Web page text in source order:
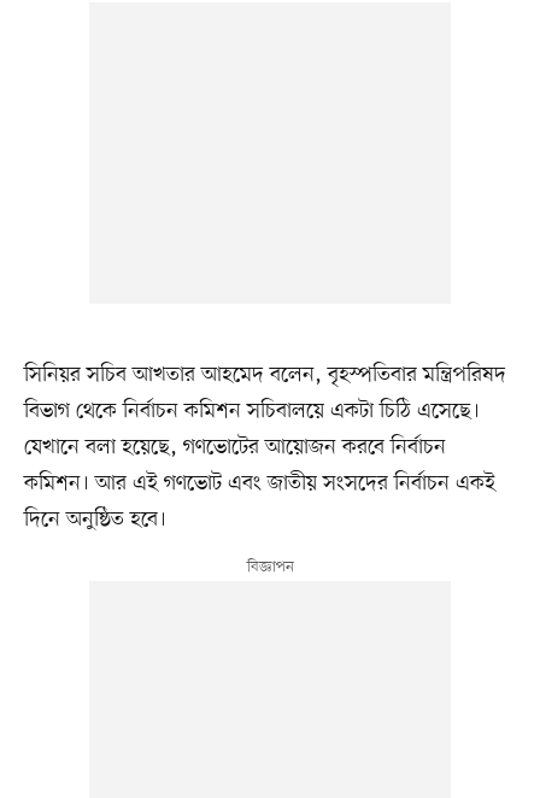
সিনিয়র সচিব আখতার আহমেদ বলেন, বৃহস্পতিবার মন্ত্রিপরিষদ
বিভাগ থেকে নির্বাচন কমিশন সচিবালয়ে একটা চিঠি এসেছে।
যেখানে বলা হয়েছে, গণভোটের আয়োজন করবে নির্বাচন
কমিশন। আর এই গণভোট এবং জাতীয় সংসদের নির্বাচন একই
দিনে অনুষ্ঠিত হবে।